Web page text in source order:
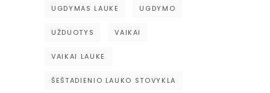
UGDYMAS LAUKE UGDYMO
UŽDUOTYS VAIKAI
VAIKAI LAUKE
ŠEŠTADIENIO LAUKO STOVYKLA